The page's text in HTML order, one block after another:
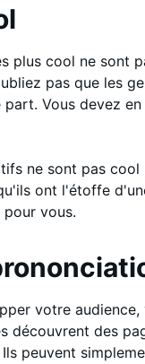
plus cool ne sont
pas que les
Vous devez
ne sont pas
ont l'étoffe
vous.
votre
découvrent des
peuvent